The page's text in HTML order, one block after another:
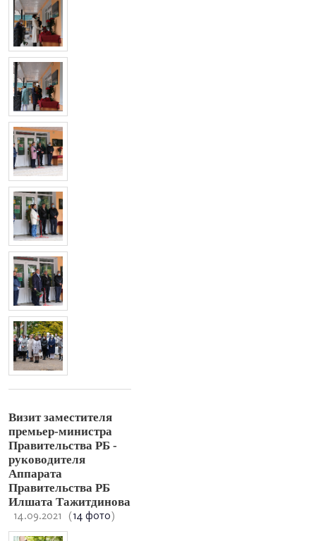
Визит заместителя
премьер-министра
Правительства РБ -
руководителя
Аппарата
Правительства РБ
Илшата Тажитдинова
14.09.2021 (14 фото)